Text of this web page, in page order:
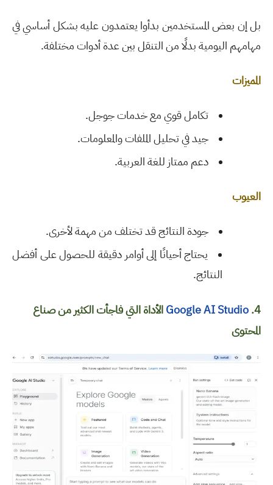
بل إن بعض المستخدمين بدأوا يعتمدون عليه بشكل أساسي في
مهامهم اليومية بدلًا من التنقل بين عدة أدوات مختلفة.
المميزات
تكامل قوي مع خدمات جوجل.
جيد في تحليل الملفات والمعلومات.
دعم ممتاز للغة العربية.
العيوب
جودة النتائج قد تختلف من مهمة لأخرى.
يحتاج أحيانًا إلى أوامر دقيقة للحصول على أفضل
النتائج.
4.
Google AI Studioالأداة التي فاجأت الكثير من صناع
المحتوى